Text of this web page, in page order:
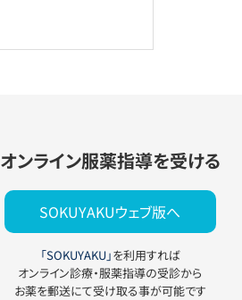
オンライン服薬指導を受ける
SOKUYAKUウェブ版へ
「SOKUYAKU」を利用すれば
オンライン診療・服薬指導の受診から
お薬を郵送にて受け取る事が可能です